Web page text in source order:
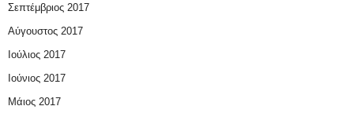
Σεπτέμβριος 2017
Αύγουστος 2017
Ιούλιος 2017
Ιούνιος 2017
Μάιος 2017